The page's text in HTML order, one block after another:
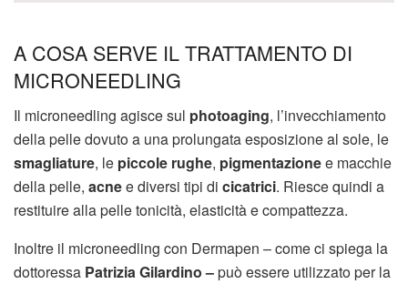
A COSA SERVE IL TRATTAMENTO DI
MICRONEEDLING
Il microneedling agisce sul photoaging, l’invecchiamento
della pelle dovuto a una prolungata esposizione al sole, le
smagliature, le piccole rughe, pigmentazionee macchie
della pelle, acnee diversi tipi di cicatrici. Riesce quindi a
restituire alla pelle tonicità, elasticità e compattezza.
Inoltre il microneedling con Dermapen – come ci spiega la
dottoressa Patrizia Gilardino –può essere utilizzato per la